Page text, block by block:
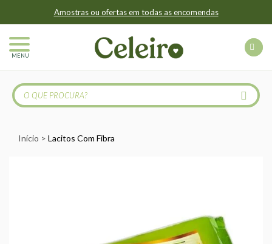
Amostras ou ofertas em todas as encomendas
MENU
Início Lacitos Com Fibra